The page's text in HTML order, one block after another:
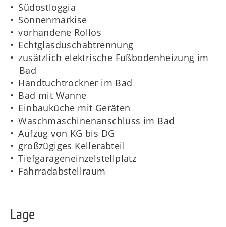
Südostloggia
Sonnenmarkise
vorhandene Rollos
Echtglasduschabtrennung
zusätzlich elektrische Fußbodenheizung im
Bad
Handtuchtrockner im Bad
Bad mit Wanne
Einbauküche mit Geräten
Waschmaschinenanschluss im Bad
Aufzug von KG bis DG
großzügiges Kellerabteil
Tiefgarageneinzelstellplatz
Fahrradabstellraum
Lage